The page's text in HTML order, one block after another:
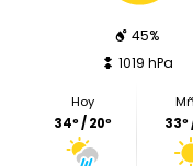
45%
1019 hPa
Hoy
34º / 20º
33º